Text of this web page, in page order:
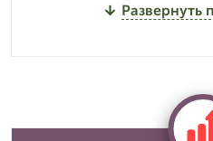
Развернуть